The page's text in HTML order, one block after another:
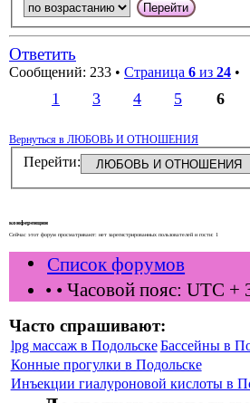
Ответить
Сообщений: 233 • Страница 6 из 24 •
1 3 4 5 6
Вернуться в ЛЮБОВЬ И ОТНОШЕНИЯ
Перейти:
конференции
Сейчас этот форум просматривают: нет зарегистрированных пользователей и гости: 1
Список форумов
• • Часовой пояс: UTC +
Часто спрашивают:
lpg массаж в Подольске Бассейны в
Конные прогулки в Подольске
Инъекции гиалуроновой кислоты в